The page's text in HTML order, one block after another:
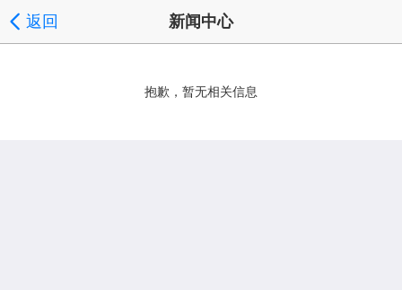
返回 新闻中心
抱歉，暂无相关信息